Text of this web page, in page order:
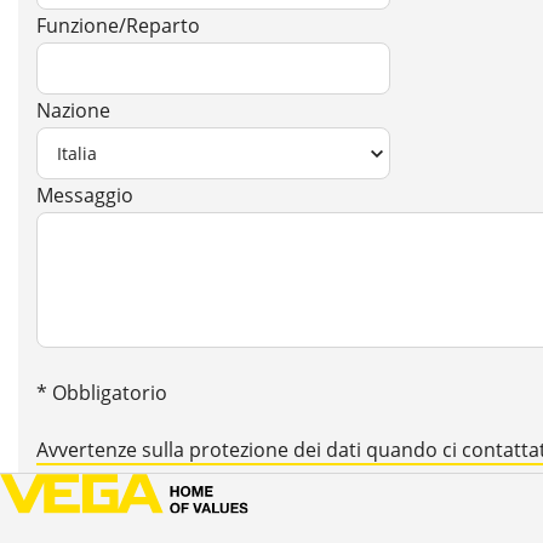
Funzione/Reparto
Nazione
Messaggio
* Obbligatorio
Avvertenze sulla protezione dei dati quando ci